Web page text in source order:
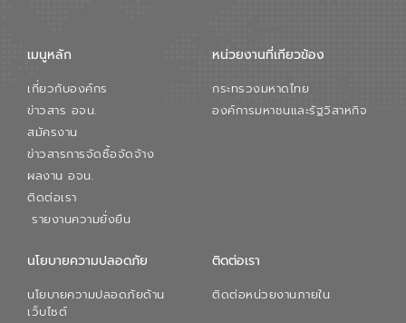
สมดุลทางเศรษฐกิจและสิ่งแวดล้อมได้อย่าง
ภาคเอกชนในครั้งนี้ นับเป็นก้าวสำคัญของ
องค์การจัดการน้ำเสีย (อจน.) ในการร่วมวาง
เมนูหลัก
เกี่ยวกับองค์กร
ข่าวสาร อจน.
สมัครงาน
ข่าวสารการจัดซื้อจัดจ้าง
ผลงาน อจน.
ติดต่อเรา
รายงานความยั่งยืน
หน่วยงานที่เกียวข้อง
กระทรวงมหาดไทย
องค์การมหาชนและรัฐวิสาหกิจ
นโยบายความปลอดภัย
นโยบายความปลอดภัยด้าน
เว็บไซต์
ติดต่อเรา
ติดต่อหน่วยงานภายใน